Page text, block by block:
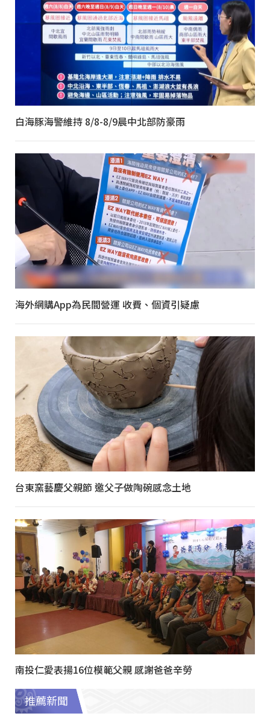
白海豚海警維持 8/8-8/9晨中北部防豪雨
海外網購App為民間營運 收費、個資引疑慮
台東窯藝慶父親節 邀父子做陶碗感念土地
南投仁愛表揚16位模範父親 感謝爸爸辛勞
推薦新聞